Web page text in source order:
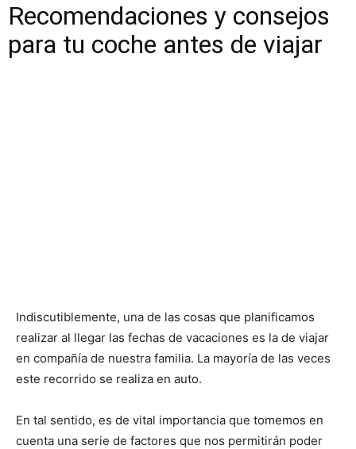
Recomendaciones y consejos
para tu coche antes de viajar
Indiscutiblemente, una de las cosas que planificamos
realizar al llegar las fechas de vacaciones es la de viajar
en compañía de nuestra familia. La mayoría de las veces
este recorrido se realiza en auto.
En tal sentido, es de vital importancia que tomemos en
cuenta una serie de factores que nos permitirán poder